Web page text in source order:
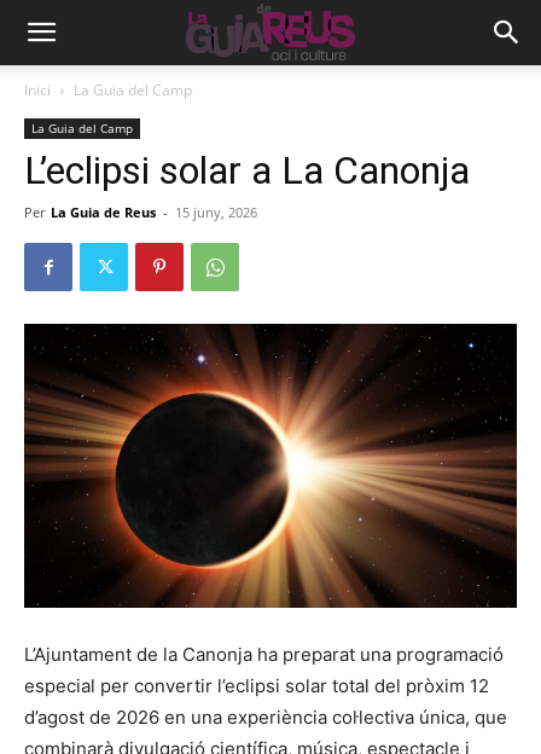
Inici La Guia del Camp
La Guia del Camp
L’eclipsi solar a La Canonja
Per La Guia de Reus - 15 juny, 2026
L’Ajuntament de la Canonja ha preparat una programació
especial per convertir l’eclipsi solar total del pròxim 12
d’agost de 2026 en una experiència col·lectiva única, que
combinarà divulgació científica, música, espectacle i